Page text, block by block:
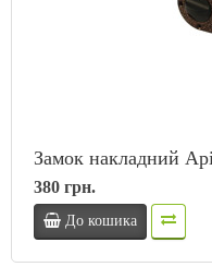
Замок накладний
380 грн.
До кошика